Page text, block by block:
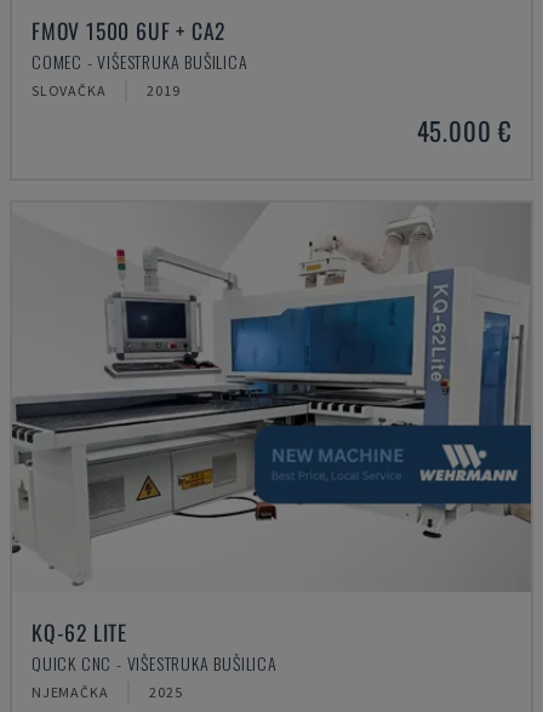
FMOV 1500 6UF + CA2
COMEC - VIŠESTRUKA BUŠILICA
SLOVAČKA 2019
45.000 €
KQ-62 LITE
QUICK CNC - VIŠESTRUKA BUŠILICA
NJEMAČKA 2025